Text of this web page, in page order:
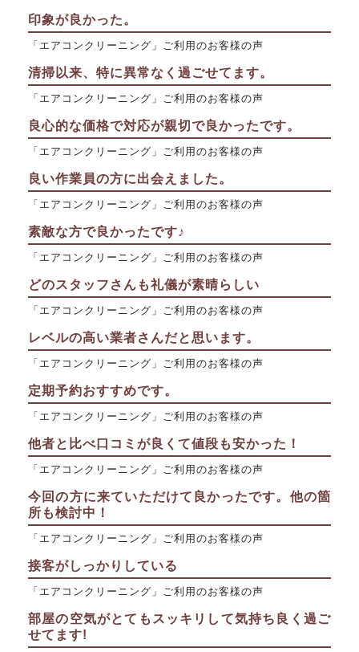
印象が良かった。
「エアコンクリーニング」ご利用のお客様の声
清掃以来、特に異常なく過ごせてます。
「エアコンクリーニング」ご利用のお客様の声
良心的な価格で対応が親切で良かったです。
「エアコンクリーニング」ご利用のお客様の声
良い作業員の方に出会えました。
「エアコンクリーニング」ご利用のお客様の声
素敵な方で良かったです♪
「エアコンクリーニング」ご利用のお客様の声
どのスタッフさんも礼儀が素晴らしい
「エアコンクリーニング」ご利用のお客様の声
レベルの高い業者さんだと思います。
「エアコンクリーニング」ご利用のお客様の声
定期予約おすすめです。
「エアコンクリーニング」ご利用のお客様の声
他者と比べ口コミが良くて値段も安かった！
「エアコンクリーニング」ご利用のお客様の声
今回の方に来ていただけて良かったです。他の箇
所も検討中！
「エアコンクリーニング」ご利用のお客様の声
接客がしっかりしている
「エアコンクリーニング」ご利用のお客様の声
部屋の空気がとてもスッキリして気持ち良く過ご
せてます!